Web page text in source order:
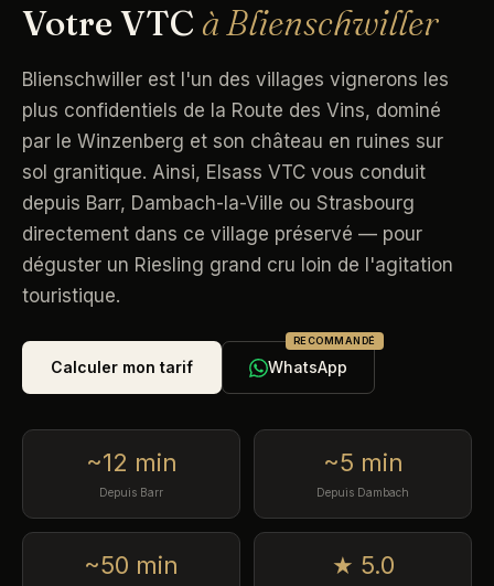
Votre VTC à Blienschwiller
Blienschwiller est l'un des villages vignerons les
plus confidentiels de la Route des Vins, dominé
par le Winzenberg et son château en ruines sur
sol granitique. Ainsi, Elsass VTC vous conduit
depuis Barr, Dambach-la-Ville ou Strasbourg
directement dans ce village préservé — pour
déguster un Riesling grand cru loin de l'agitation
touristique.
Calculer mon tarif
RECOMMANDÉ
WhatsApp
~12 min
Depuis Barr
~5 min
Depuis Dambach
~50 min ★ 5.0